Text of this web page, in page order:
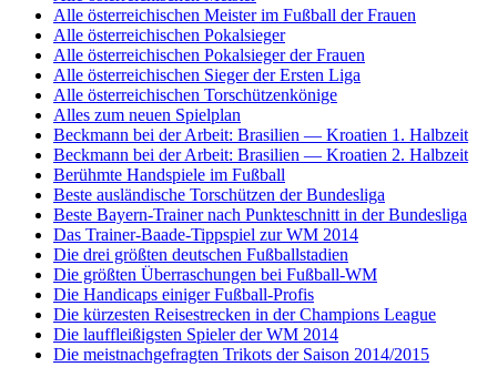
Alle österreichischen Meister im Fußball der Frauen
Alle österreichischen Pokalsieger
Alle österreichischen Pokalsieger der Frauen
Alle österreichischen Sieger der Ersten Liga
Alle österreichischen Torschützenkönige
Alles zum neuen Spielplan
Beckmann bei der Arbeit: Brasilien — Kroatien 1. Halbzeit
Beckmann bei der Arbeit: Brasilien — Kroatien 2. Halbzeit
Berühmte Handspiele im Fußball
Beste ausländische Torschützen der Bundesliga
Beste Bayern-Trainer nach Punkteschnitt in der Bundesliga
Das Trainer-Baade-Tippspiel zur WM 2014
Die drei größten deutschen Fußballstadien
Die größten Überraschungen bei Fußball-WM
Die Handicaps einiger Fußball-Profis
Die kürzesten Reisestrecken in der Champions League
Die lauffleißigsten Spieler der WM 2014
Die meistnachgefragten Trikots der Saison 2014/2015